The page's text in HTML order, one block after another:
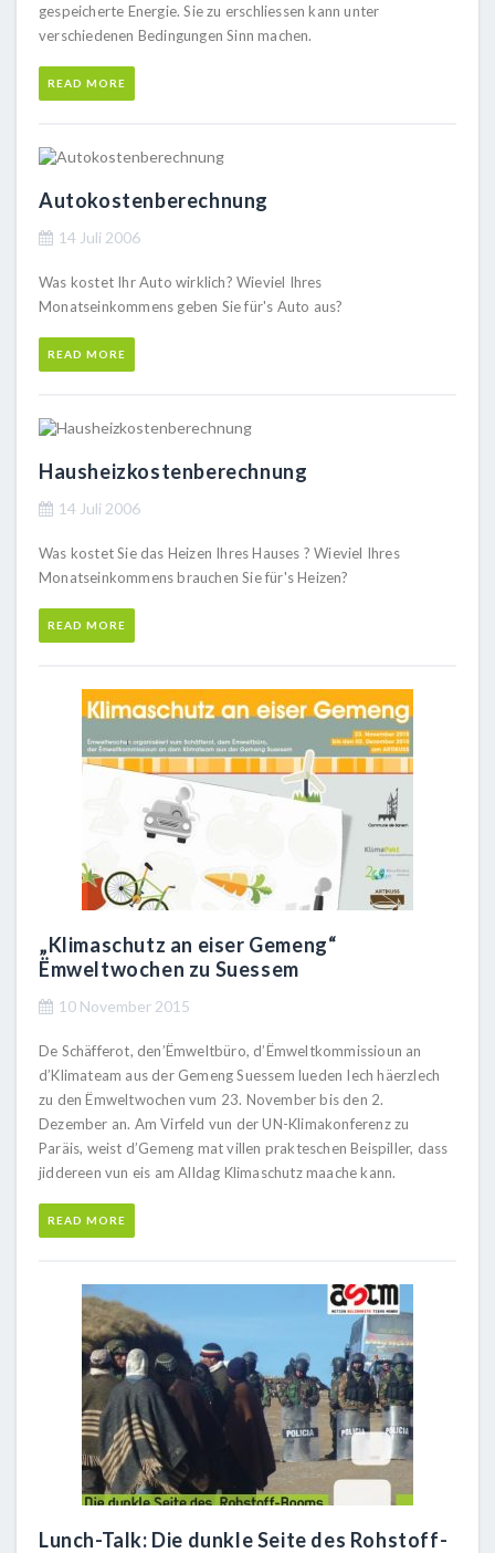
gespeicherte Energie. Sie zu erschliessen kann unter
verschiedenen Bedingungen Sinn machen.
READ MORE
Autokostenberechnung
14 Juli 2006
Was kostet Ihr Auto wirklich? Wieviel Ihres
Monatseinkommens geben Sie für's Auto aus?
READ MORE
Hausheizkostenberechnung
14 Juli 2006
Was kostet Sie das Heizen Ihres Hauses ? Wieviel Ihres
Monatseinkommens brauchen Sie für's Heizen?
READ MORE
„Klimaschutz an eiser Gemeng“
Ëmweltwochen zu Suessem
10 November 2015
De Schäfferot, den’Ëmweltbüro, d’Ëmweltkommissioun an
d’Klimateam aus der Gemeng Suessem lueden Iech häerzlech
zu den Ëmweltwochen vum 23. November bis den 2.
Dezember an. Am Virfeld vun der UN-Klimakonferenz zu
Paräis, weist d’Gemeng mat villen prakteschen Beispiller, dass
jiddereen vun eis am Alldag Klimaschutz maache kann.
READ MORE
Lunch-Talk: Die dunkle Seite des Rohstoff-